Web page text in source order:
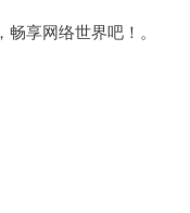
享网络世界吧！。